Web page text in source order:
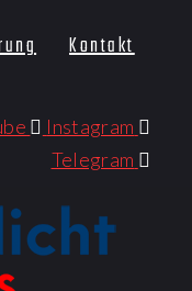
Kontakt
Instagram
Telegram